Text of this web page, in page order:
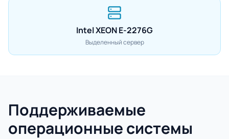
Intel XEON E-2276G
Выделенный сервер
Поддерживаемые
операционные системы